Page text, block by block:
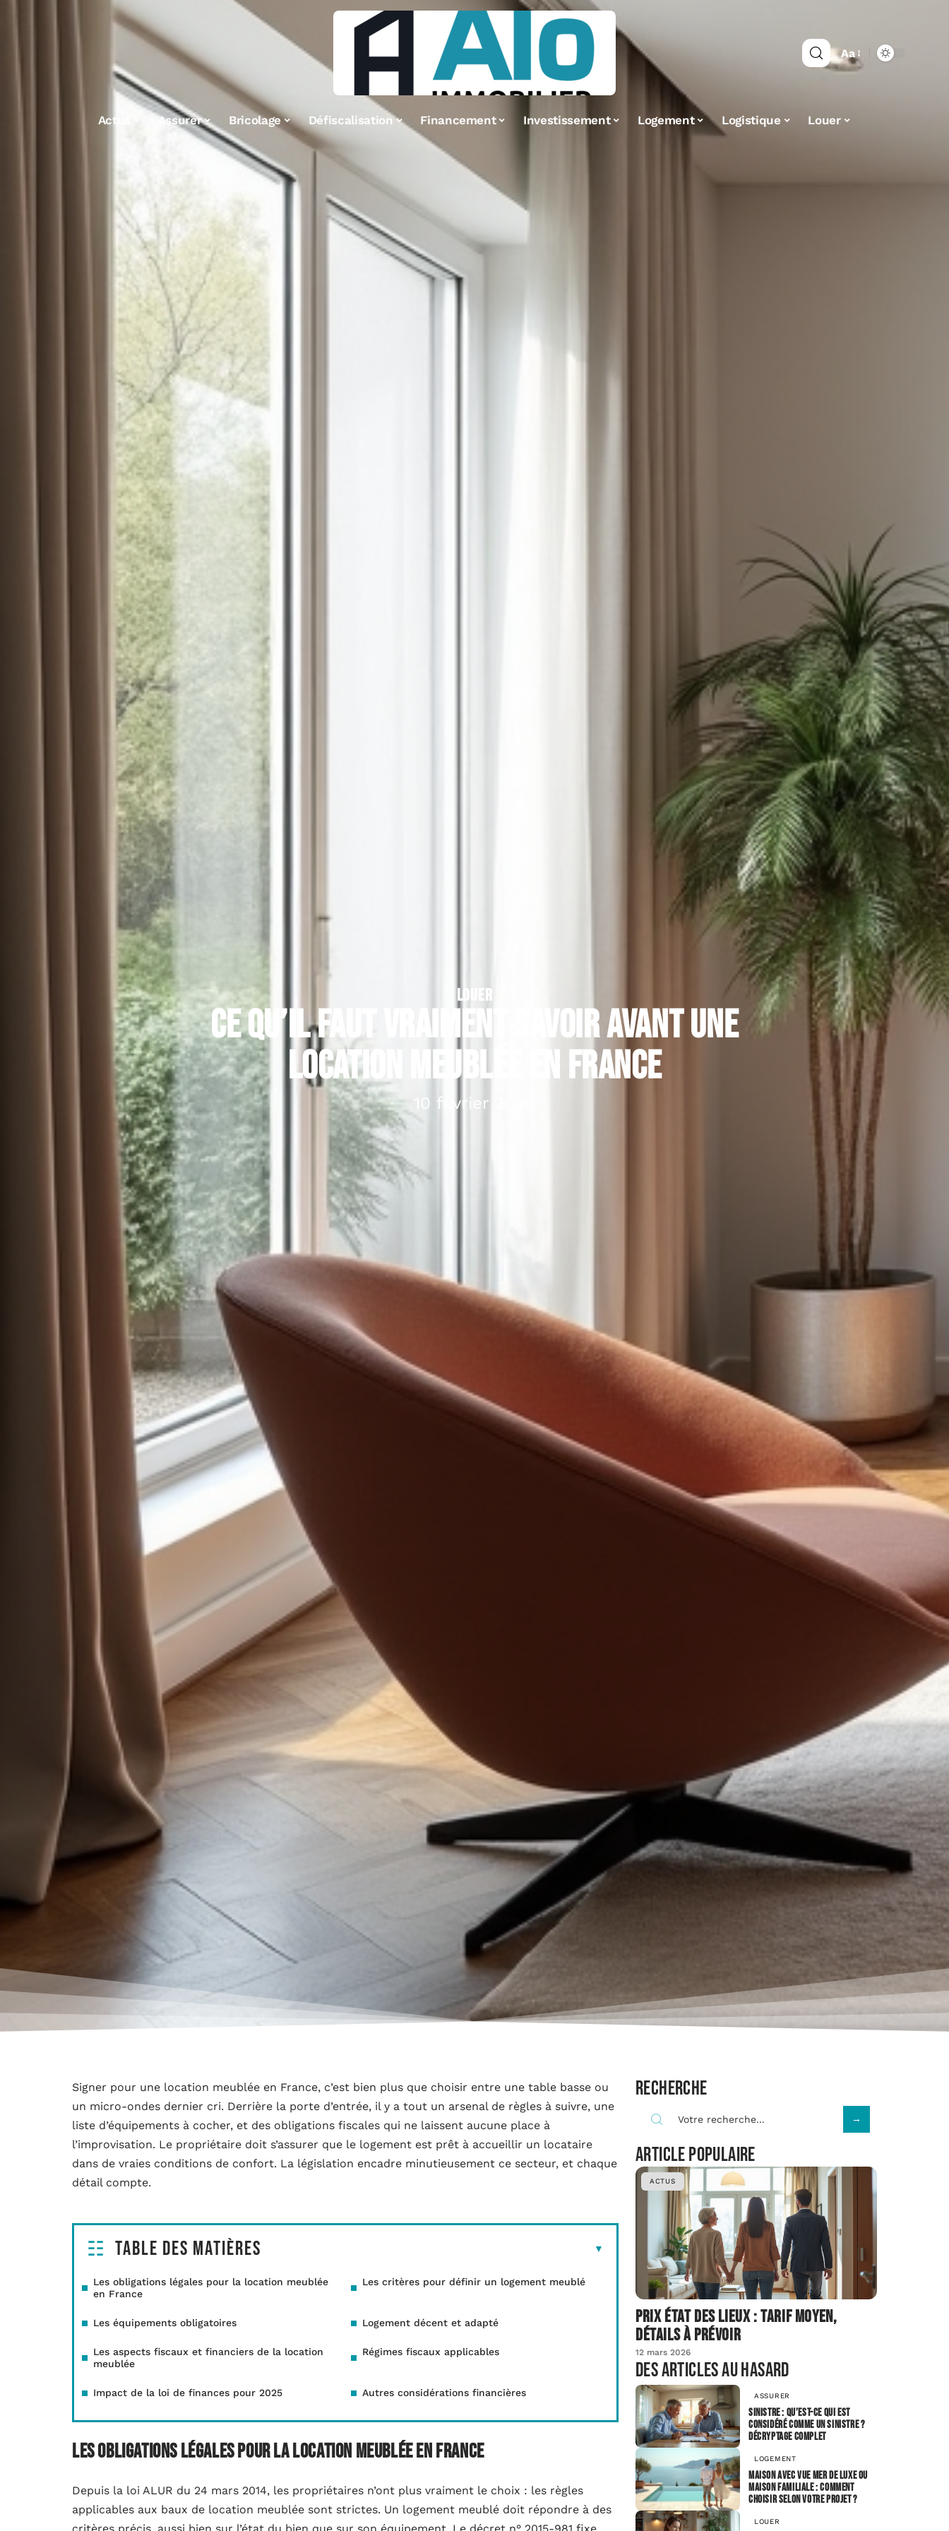
Aa
Actus Assurer Bricolage Défiscalisation Financement Investissement Logement Logistique Louer
LOUER
Ce qu’il faut vraiment savoir avant une
location meublée en France
10 février 2026
Signer pour une location meublée en France, c’est bien plus que choisir entre une table basse ou
un micro-ondes dernier cri. Derrière la porte d’entrée, il y a tout un arsenal de règles à suivre, une
liste d’équipements à cocher, et des obligations fiscales qui ne laissent aucune place à
l’improvisation. Le propriétaire doit s’assurer que le logement est prêt à accueillir un locataire
dans de vraies conditions de confort. La législation encadre minutieusement ce secteur, et chaque
détail compte.
Table des matières
Les obligations légales pour la location meublée
en France
Les critères pour définir un logement meublé
Les équipements obligatoires Logement décent et adapté
Les aspects fiscaux et financiers de la location
meublée
Régimes fiscaux applicables
Impact de la loi de finances pour 2025 Autres considérations financières
Les obligations légales pour la location meublée en France
Depuis la loi ALUR du 24 mars 2014, les propriétaires n’ont plus vraiment le choix : les règles
applicables aux baux de location meublée sont strictes. Un logement meublé doit répondre à des
Recherche
Article populaire
ACTUS
Prix état des lieux : tarif moyen,
détails à prévoir
12 mars 2026
Des articles au hasard
ASSURER
Sinistre : qu’est-ce qui est
considéré comme un sinistre ?
Décryptage complet
LOGEMENT
Maison avec vue mer de luxe ou
maison familiale : comment
choisir selon votre projet ?
LOUER